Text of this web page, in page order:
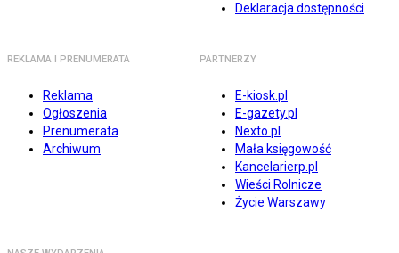
Deklaracja dostępności
REKLAMA I PRENUMERATA
Reklama
Ogłoszenia
Prenumerata
Archiwum
PARTNERZY
E-kiosk.pl
E-gazety.pl
Nexto.pl
Mała księgowość
Kancelarierp.pl
Wieści Rolnicze
Życie Warszawy